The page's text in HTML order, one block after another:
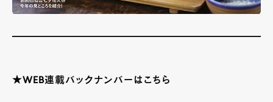
★WEB連載バックナンバーはこちら